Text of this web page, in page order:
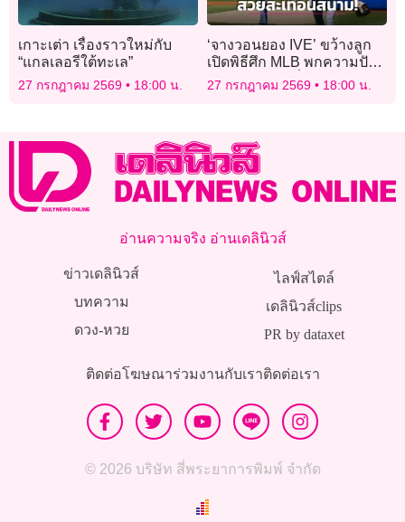
เกาะเต่า เรื่องราวใหม่กับ
“แกลเลอรีใต้ทะเล”
27 กรกฎาคม 2569 18:00 น.
‘จางวอนยอง IVE’ ขว้างลูก
เปิดพิธีศึก MLB พกความปัง
นำโชคพาเจ้าถิ่น ‘New York
Mets’ พลิกคว้าชัย
27 กรกฎาคม 2569 18:00 น.
อ่านความจริง อ่านเดลินิวส์
ข่าวเดลินิวส์
บทความ
ดวง-หวย
ไลฟ์สไตล์
เดลินิวส์clips
PR by dataxet
ติดต่อโฆษณาร่วมงานกับเราติดต่อเรา
© 2026 บริษัท สี่พระยาการพิมพ์ จำกัด